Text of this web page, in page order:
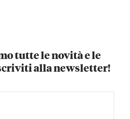
tutte le novità e le
alla newsletter!